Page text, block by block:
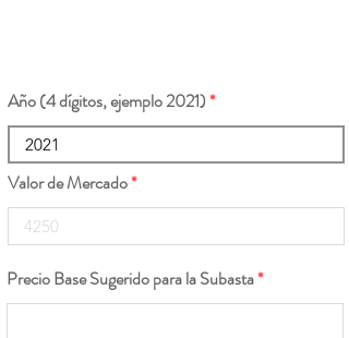
Año (4 dígitos, ejemplo 2021)
Valor de Mercado
Precio Base Sugerido para la Subasta